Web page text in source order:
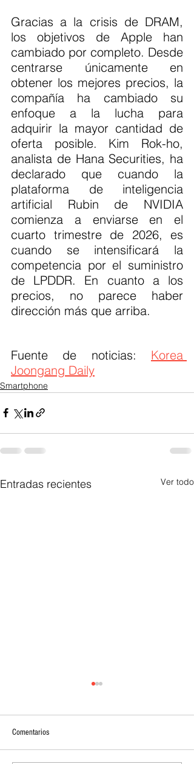
Gracias a la crisis de DRAM,
los objetivos de Apple han
cambiado por completo. Desde
centrarse únicamente en
obtener los mejores precios, la
compañía ha cambiado su
enfoque a la lucha para
adquirir la mayor cantidad de
oferta posible. Kim Rok-ho,
analista de Hana Securities, ha
declarado que cuando la
plataforma de inteligencia
artificial Rubin de NVIDIA
comienza a enviarse en el
cuarto trimestre de 2026, es
cuando se intensificará la
competencia por el suministro
de LPDDR. En cuanto a los
precios, no parece haber
dirección más que arriba.
Fuente de noticias: Korea
Joongang Daily
Smartphone
Entradas recientes Ver todo
Comentarios